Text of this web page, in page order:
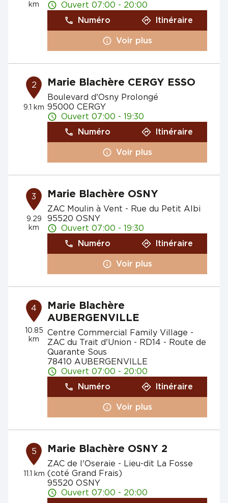
km
Ouvert 07:00 - 20:00
Numéro
Itinéraire
Voir plus
2
9.1 km
Marie Blachère CERGY ESSO
Boulevard d'Osny Prolongé
95000 CERGY
Ouvert 07:00 - 19:30
Numéro
Itinéraire
Voir plus
3
9.29
km
Marie Blachère OSNY
ZAC Moulin à Vent - Rue du Petit Albi
95520 OSNY
Ouvert 07:00 - 19:30
Numéro
Itinéraire
Voir plus
4
10.85
km
Marie Blachère
AUBERGENVILLE
Centre Commercial Family Village -
ZAC du Trait d'Union - RD14 - Route de
Quarante Sous
78410 AUBERGENVILLE
Ouvert 07:00 - 20:00
Numéro
Itinéraire
Voir plus
5
11.1 km
Marie Blachère OSNY 2
ZAC de l'Oseraie - Lieu-dit La Fosse
(coté Grand Frais)
95520 OSNY
Ouvert 07:00 - 20:00